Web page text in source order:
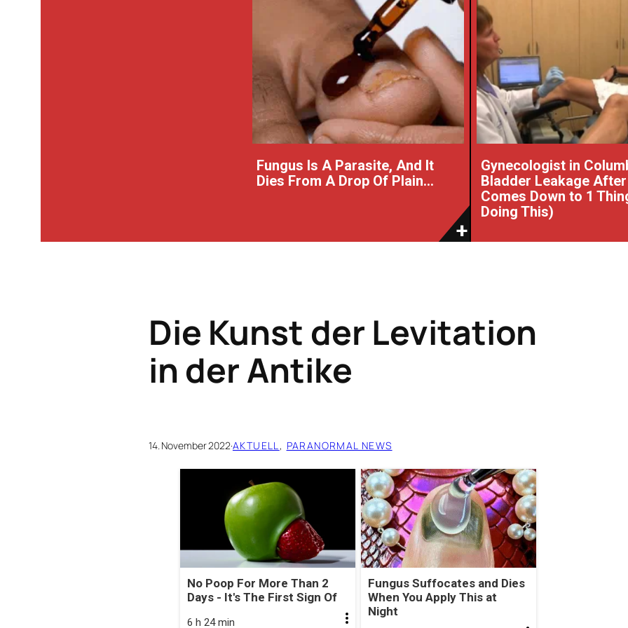
Fungus Is A Parasite, And It
Dies From A Drop Of Plain...
Gynecologist in
Bladder Leakage
Comes Down to 1
Doing This)
Die Kunst der Levitation
in der Antike
14. November 2022·AKTUELL, PARANORMAL NEWS
No Poop For More Than 2
Days - It's The First Sign Of
6 h 24 min
Fungus Suffocates and Dies
When You Apply This at
Night